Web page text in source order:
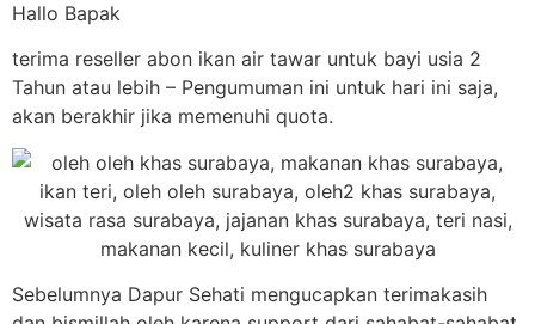
Hallo Bapak
terima reseller abon ikan air tawar untuk bayi usia 2
Tahun atau lebih – Pengumuman ini untuk hari ini saja,
akan berakhir jika memenuhi quota.
Sebelumnya Dapur Sehati mengucapkan terimakasih